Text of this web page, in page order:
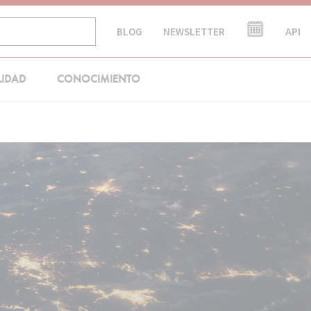
BLOG NEWSLETTER API
CONOCIMIENTO